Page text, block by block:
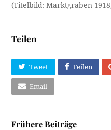
(Titelbild: Marktgraben
Teilen
Tweet Teilen
Email
Frühere Beiträge